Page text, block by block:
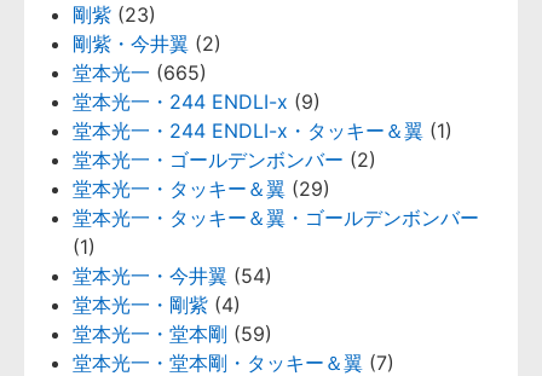
剛紫 (23)
剛紫・今井翼 (2)
堂本光一 (665)
堂本光一・244 ENDLI-x (9)
堂本光一・244 ENDLI-x・タッキー＆翼 (1)
堂本光一・ゴールデンボンバー (2)
堂本光一・タッキー＆翼 (29)
堂本光一・タッキー＆翼・ゴールデンボンバー
(1)
堂本光一・今井翼 (54)
堂本光一・剛紫 (4)
堂本光一・堂本剛 (59)
堂本光一・堂本剛・タッキー＆翼 (7)